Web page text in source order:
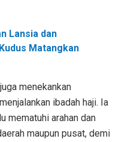
Lansia dan
Matangkan
menekankan
ibadah haji. Ia
mematuhi arahan dan
maupun pusat, demi